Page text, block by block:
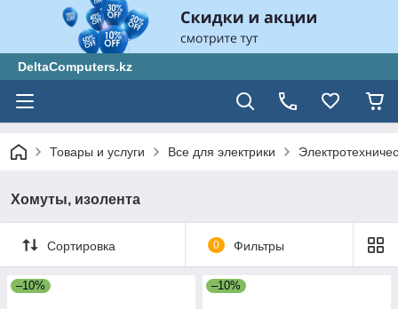
DeltaComputers.kz
Товары и услуги Все для электрики
Хомуты, изолента
Сортировка 0 Фильтры
–10% –10%